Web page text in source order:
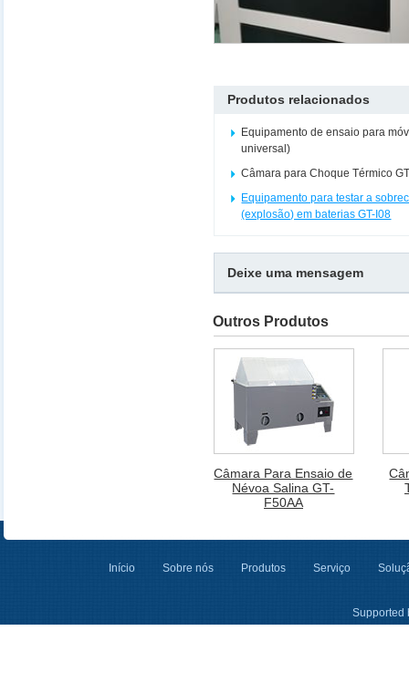
Produtos relacionados
Equipamento de ensaio para
universal)
Câmara para Choque Térmico
Equipamento para testar a
(explosão) em baterias GT-I08
Deixe uma mensagem
Outros Produtos
Câmara Para Ensaio de
Névoa Salina GT-
F50AA
Início Sobre nós Produtos Serviço
Supported